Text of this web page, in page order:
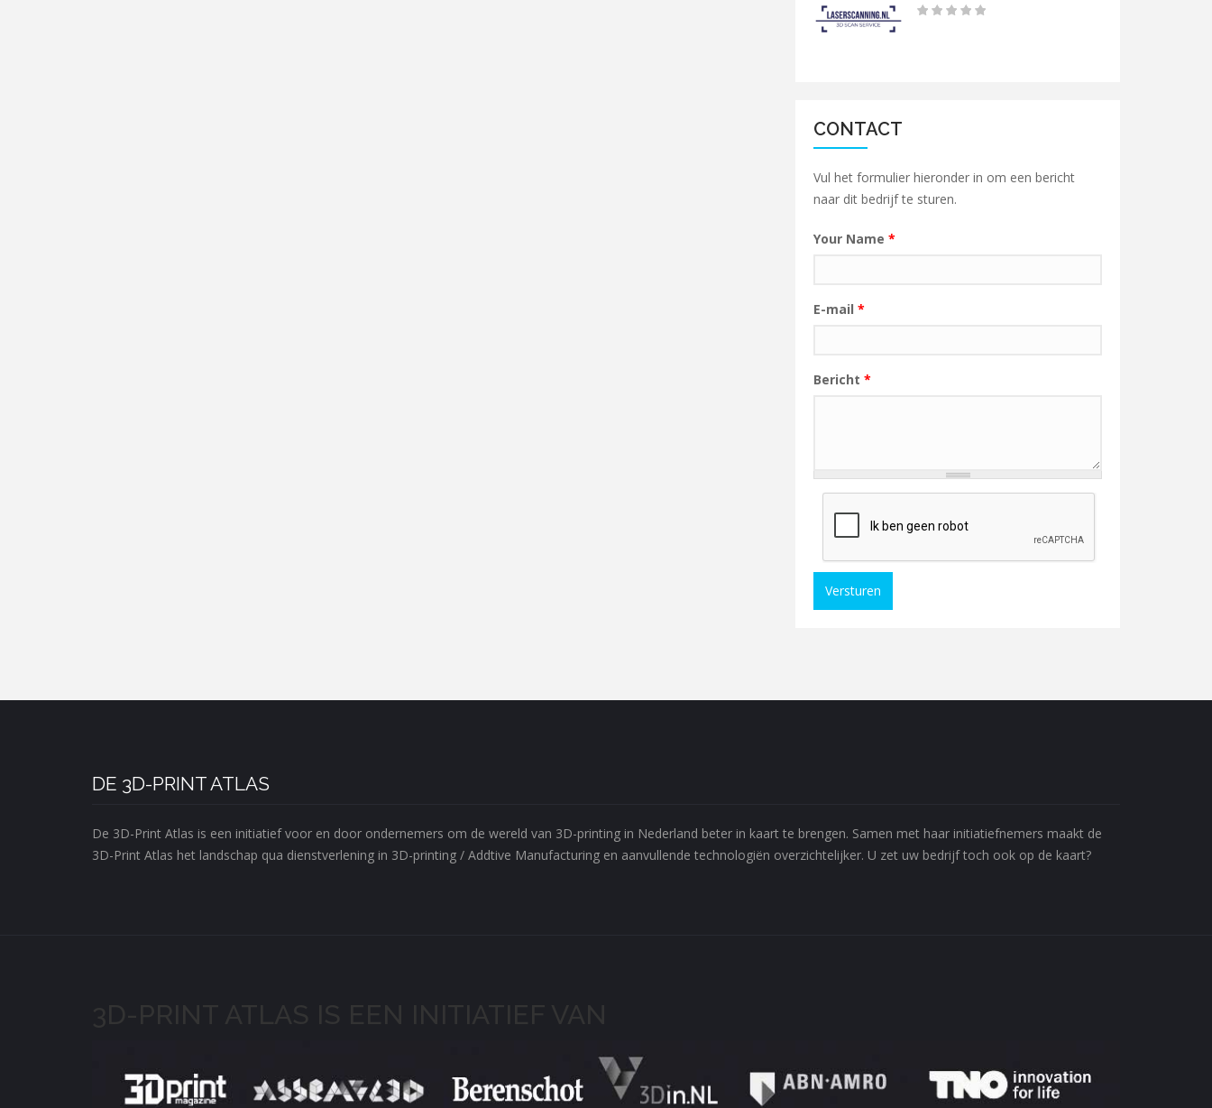
CONTACT
Vul het formulier hieronder in om een bericht
naar dit bedrijf te sturen.
Your Name *
E-mail *
Bericht *
Versturen
DE 3D-PRINT ATLAS
De 3D-Print Atlas is een initiatief voor en door ondernemers om de wereld van 3D-printing in Nederland beter in kaart te brengen. Samen met haar initiatiefnemers maakt de
3D-Print Atlas het landschap qua dienstverlening in 3D-printing / Addtive Manufacturing en aanvullende technologiën overzichtelijker. U zet uw bedrijf toch ook op de kaart?